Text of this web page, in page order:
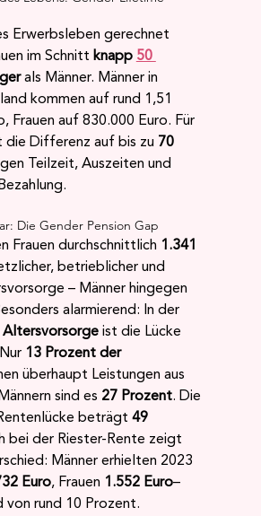
Erwerbsleben gerechnet
im Schnitt knapp 50
als Männer. Männer in
kommen auf rund 1,51
Frauen auf 830.000 Euro. Für
Differenz auf bis zu 70
Teilzeit, Auszeiten und
Die Gender Pension Gap
Frauen durchschnittlich 1.341
betrieblicher und
– Männer hingegen
alarmierend: In der
ist die Lücke
13 Prozent der
überhaupt Leistungen aus
sind es 27 Prozent. Die
beträgt 49
bei der Riester-Rente zeigt
Männer erhielten 2023
Euro, Frauen 1.552 Euro–
von rund 10 Prozent.